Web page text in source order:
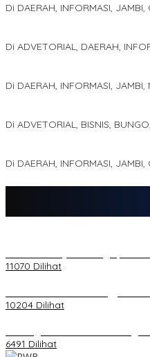
Di DAERAH, INFORMASI,
Di ADVETORIAL, DAERAH,
Di DAERAH, INFORMASI,
Di ADVETORIAL, BISNIS,
Di DAERAH, INFORMASI,
11070 Dilihat
10204 Dilihat
6491 Dilihat